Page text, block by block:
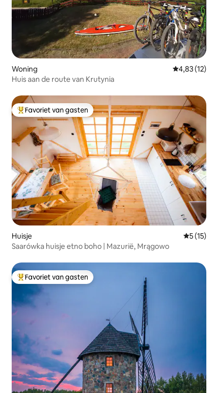
Woning Gemiddelde
4,83 (12)
Huis aan de route van Krutynia
Topfavoriet van gasten
Favoriet van gasten
Huisje
5 (15)
Saarówka huisje etno boho | Mazurië, Mrągowo
Topfavoriet van gasten
Favoriet van gasten